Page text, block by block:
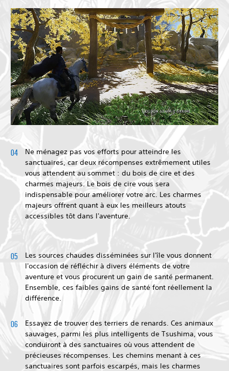
Ne ménagez pas vos efforts pour atteindre les
sanctuaires, car deux récompenses extrêmement utiles
vous attendent au sommet : du bois de cire et des
charmes majeurs. Le bois de cire vous sera
indispensable pour améliorer votre arc. Les charmes
majeurs offrent quant à eux les meilleurs atouts
accessibles tôt dans l'aventure.
Les sources chaudes disséminées sur l'île vous donnent
l'occasion de réfléchir à divers éléments de votre
aventure et vous procurent un gain de santé permanent.
Ensemble, ces faibles gains de santé font réellement la
différence.
Essayez de trouver des terriers de renards. Ces animaux
sauvages, parmi les plus intelligents de Tsushima, vous
conduiront à des sanctuaires où vous attendent de
précieuses récompenses. Les chemins menant à ces
sanctuaires sont parfois escarpés, mais les charmes